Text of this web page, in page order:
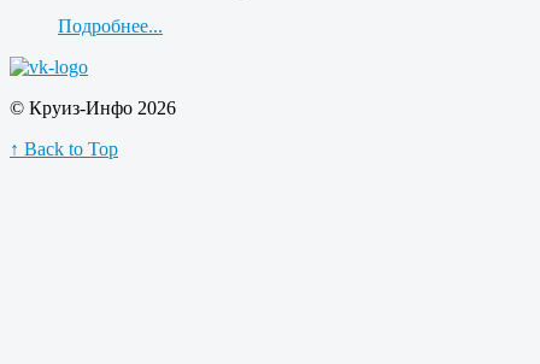
Подробнее...
© Круиз-Инфо 2026
↑ Back to Top